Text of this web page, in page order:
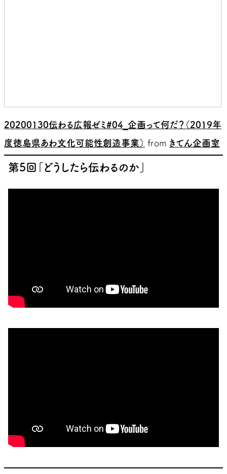
20200130伝わる広報ゼミ#04_企画って何だ？（2019年
度徳島県あわ文化可能性創造事業） from きてん企画室
第5回「どうしたら伝わるのか」